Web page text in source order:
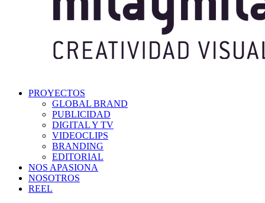
PROYECTOS
GLOBAL BRAND
PUBLICIDAD
DIGITAL Y TV
VIDEOCLIPS
BRANDING
EDITORIAL
NOS APASIONA
NOSOTROS
REEL